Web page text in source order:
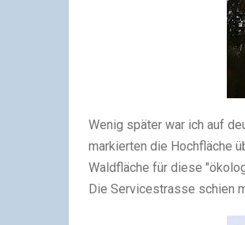
Wenig später war ich auf
markierten die Hochfläche
Waldfläche für diese
Die Servicestrasse schien